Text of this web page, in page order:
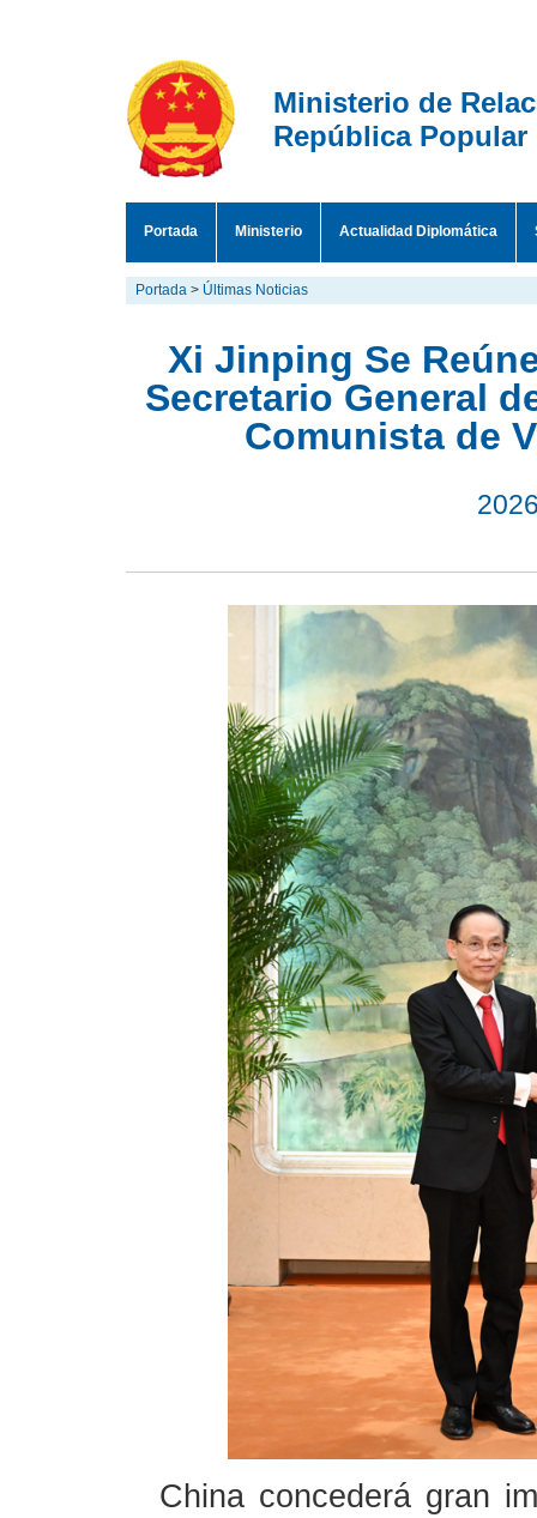
Ministerio de
República Popular
Portada Ministerio Actualidad Diplomática
Portada > Últimas Noticias
Xi Jinping Se
Secretario General
Comunista de
China concederá gran